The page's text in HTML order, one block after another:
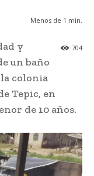
Menos de 1 min.
704
y
un baño
colonia
Tepic, en
de 10 años.